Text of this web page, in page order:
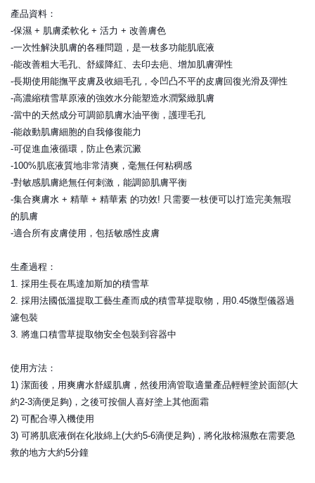
產品資料：
-保濕 + 肌膚柔軟化 + 活力 + 改善膚色
-一次性解決肌膚的各種問題，是一枝多功能肌底液
-能改善粗大毛孔、舒緩降紅、去印去疤、增加肌膚彈性
-長期使用能撫平皮膚及收細毛孔，令凹凸不平的皮膚回復光滑及彈性
-高濃縮積雪草原液的強效水分能塑造水潤緊緻肌膚
-當中的天然成分可調節肌膚水油平衡，護理毛孔
-能啟動肌膚細胞的自我修復能力
-可促進血液循環，防止色素沉澱
-100%肌底液質地非常清爽，毫無任何粘稠感
-對敏感肌膚絶無任何刺激，能調節肌膚平衡
-集合爽膚水 + 精華 + 精華素 的功效! 只需要一枝便可以打造完美無瑕
的肌膚
-適合所有皮膚使用，包括敏感性皮膚
生產過程：
1. 採用生長在馬達加斯加的積雪草
2. 採用法國低溫提取工藝生產而成的積雪草提取物，用0.45微型儀器過
濾包裝
3. 將進口積雪草提取物安全包裝到容器中
使用方法：
1) 潔面後，用爽膚水舒緩肌膚，然後用滴管取適量產品輕輕塗於面部(大
約2-3滴便足夠)，之後可按個人喜好塗上其他面霜
2) 可配合導入機使用
3) 可將肌底液倒在化妝綿上(大約5-6滴便足夠)，將化妝棉濕敷在需要急
救的地方大約5分鐘